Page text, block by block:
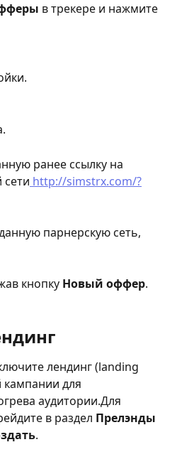
в трекере и нажмите
ранее ссылку на
http://simstrx.com/?
парнерскую сеть,
кнопку Новый оффер.
лендинг (landing
кампании для
аудитории.Для
в раздел Прелэнды
.